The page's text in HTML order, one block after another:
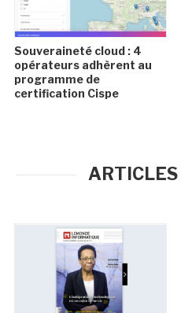
Souveraineté cloud : 4
opérateurs adhèrent au
programme de
certification Cispe